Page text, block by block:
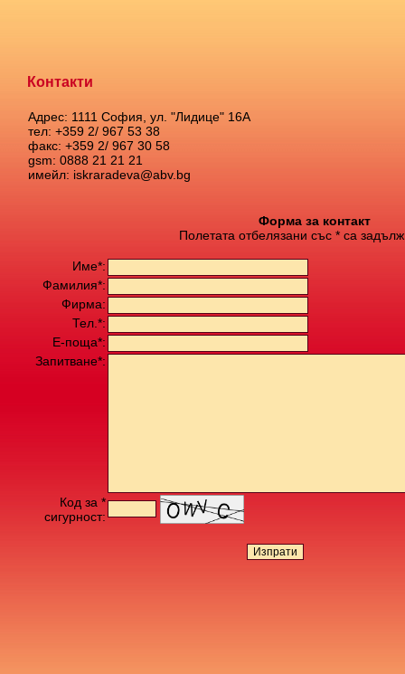
Контакти
Адрес: 1111 София, ул. "Лидице" 16А
тел: +359 2/ 967 53 38
факс: +359 2/ 967 30 58
gsm: 0888 21 21 21
имейл: iskraradeva@abv.bg
Форма за контакт
Полетата отбелязани със * са
Име*:
Фамилия*:
Фирма:
Тел.*:
Е-поща*:
Запитване*:
Код за *
сигурност: